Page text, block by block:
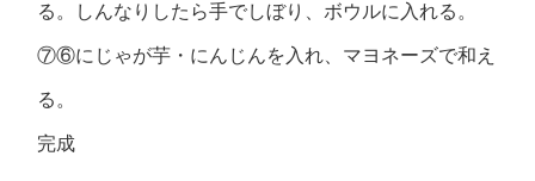
る。しんなりしたら手でしぼり、ボウルに入れる。
⑦⑥にじゃが芋・にんじんを入れ、マヨネーズで和え
る。
完成